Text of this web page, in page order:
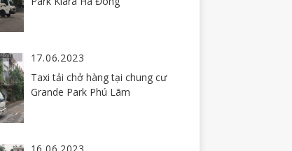
17.06.2023
Taxi tải chở hàng tại chung cư
Grande Park Phú Lãm